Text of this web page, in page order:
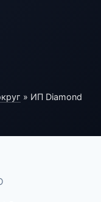
» ИП Diamond